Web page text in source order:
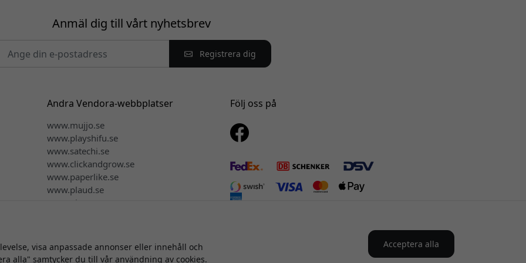
Anmäl dig till vårt nyhetsbrev
Registrera dig
Andra Vendora-webbplatser
www.mujjo.se
www.playshifu.se
www.satechi.se
www.clickandgrow.se
www.paperlike.se
www.plaud.se
www.pipetto.se
Följ oss på
© 2026 Vendora Nordic - Officiell distributör för Twelve South® i Sverige
visa anpassade annonser eller innehåll och
alla" samtycker du till vår användning av cookies.
Acceptera alla